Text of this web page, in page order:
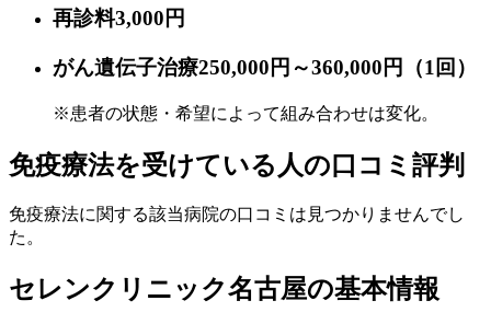
再診料3,000円
がん遺伝子治療250,000円～360,000円 （1回）
※患者の状態・希望によって組み合わせは変化。
免疫療法を受けている人の口コミ評判
免疫療法に関する該当病院の口コミは見つかりませんでし
た。
セレンクリニック名古屋の基本情報